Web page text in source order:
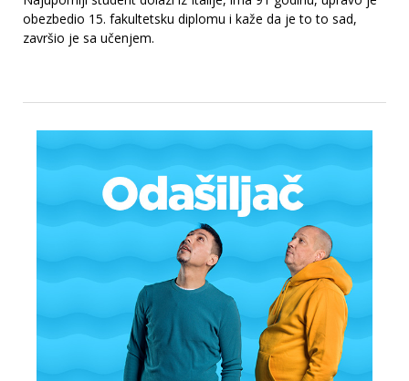
obezbedio 15. fakultetsku diplomu i kaže da je to to sad,
završio je sa učenjem.